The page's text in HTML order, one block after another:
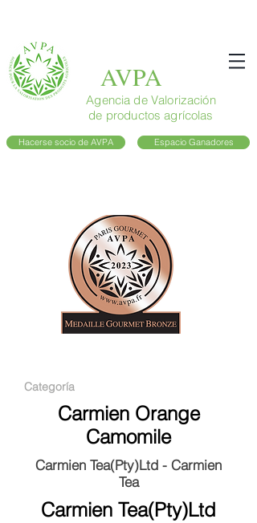
AVPA
Agencia de Valorización
de productos agrícolas
Hacerse socio de AVPA Espacio Ganadores
Categoría
Carmien Orange
Camomile
Carmien Tea(Pty)Ltd - Carmien
Tea
Carmien Tea(Pty)Ltd